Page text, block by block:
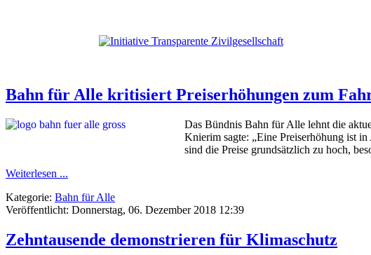
Bahn für Alle kritisiert Preiserhöhungen zum
Das Bündnis Bahn für Alle lehnt die
Knierim sagte: „Eine Preiserhöhung ist
sind die Preise grundsätzlich zu hoch,
Weiterlesen ...
Kategorie: Bahn für Alle
Veröffentlicht: Donnerstag, 06. Dezember 2018 12:39
Zehntausende demonstrieren für Klimaschutz